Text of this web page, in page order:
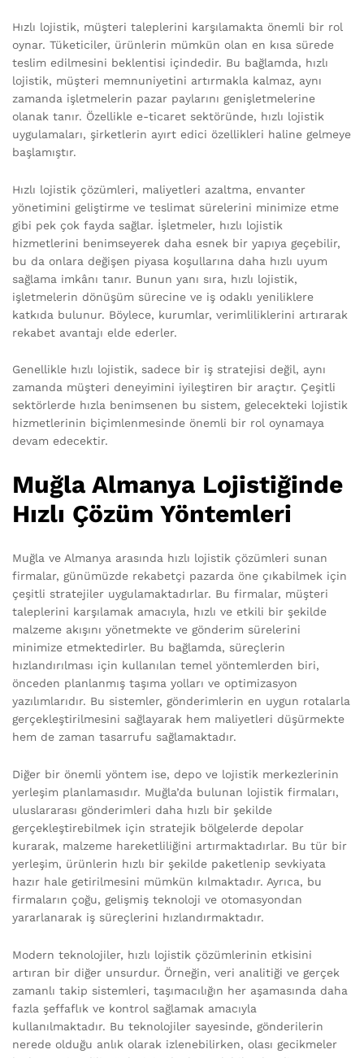
Hızlı lojistik, müşteri taleplerini karşılamakta önemli bir rol
oynar. Tüketiciler, ürünlerin mümkün olan en kısa sürede
teslim edilmesini beklentisi içindedir. Bu bağlamda, hızlı
lojistik, müşteri memnuniyetini artırmakla kalmaz, aynı
zamanda işletmelerin pazar paylarını genişletmelerine
olanak tanır. Özellikle e-ticaret sektöründe, hızlı lojistik
uygulamaları, şirketlerin ayırt edici özellikleri haline gelmeye
başlamıştır.
Hızlı lojistik çözümleri, maliyetleri azaltma, envanter
yönetimini geliştirme ve teslimat sürelerini minimize etme
gibi pek çok fayda sağlar. İşletmeler, hızlı lojistik
hizmetlerini benimseyerek daha esnek bir yapıya geçebilir,
bu da onlara değişen piyasa koşullarına daha hızlı uyum
sağlama imkânı tanır. Bunun yanı sıra, hızlı lojistik,
işletmelerin dönüşüm sürecine ve iş odaklı yeniliklere
katkıda bulunur. Böylece, kurumlar, verimliliklerini artırarak
rekabet avantajı elde ederler.
Genellikle hızlı lojistik, sadece bir iş stratejisi değil, aynı
zamanda müşteri deneyimini iyileştiren bir araçtır. Çeşitli
sektörlerde hızla benimsenen bu sistem, gelecekteki lojistik
hizmetlerinin biçimlenmesinde önemli bir rol oynamaya
devam edecektir.
Muğla Almanya Lojistiğinde
Hızlı Çözüm Yöntemleri
Muğla ve Almanya arasında hızlı lojistik çözümleri sunan
firmalar, günümüzde rekabetçi pazarda öne çıkabilmek için
çeşitli stratejiler uygulamaktadırlar. Bu firmalar, müşteri
taleplerini karşılamak amacıyla, hızlı ve etkili bir şekilde
malzeme akışını yönetmekte ve gönderim sürelerini
minimize etmektedirler. Bu bağlamda, süreçlerin
hızlandırılması için kullanılan temel yöntemlerden biri,
önceden planlanmış taşıma yolları ve optimizasyon
yazılımlarıdır. Bu sistemler, gönderimlerin en uygun rotalarla
gerçekleştirilmesini sağlayarak hem maliyetleri düşürmekte
hem de zaman tasarrufu sağlamaktadır.
Diğer bir önemli yöntem ise, depo ve lojistik merkezlerinin
yerleşim planlamasıdır. Muğla’da bulunan lojistik firmaları,
uluslararası gönderimleri daha hızlı bir şekilde
gerçekleştirebilmek için stratejik bölgelerde depolar
kurarak, malzeme hareketliliğini artırmaktadırlar. Bu tür bir
yerleşim, ürünlerin hızlı bir şekilde paketlenip sevkiyata
hazır hale getirilmesini mümkün kılmaktadır. Ayrıca, bu
firmaların çoğu, gelişmiş teknoloji ve otomasyondan
yararlanarak iş süreçlerini hızlandırmaktadır.
Modern teknolojiler, hızlı lojistik çözümlerinin etkisini
artıran bir diğer unsurdur. Örneğin, veri analitiği ve gerçek
zamanlı takip sistemleri, taşımacılığın her aşamasında daha
fazla şeffaflık ve kontrol sağlamak amacıyla
kullanılmaktadır. Bu teknolojiler sayesinde, gönderilerin
nerede olduğu anlık olarak izlenebilirken, olası gecikmeler